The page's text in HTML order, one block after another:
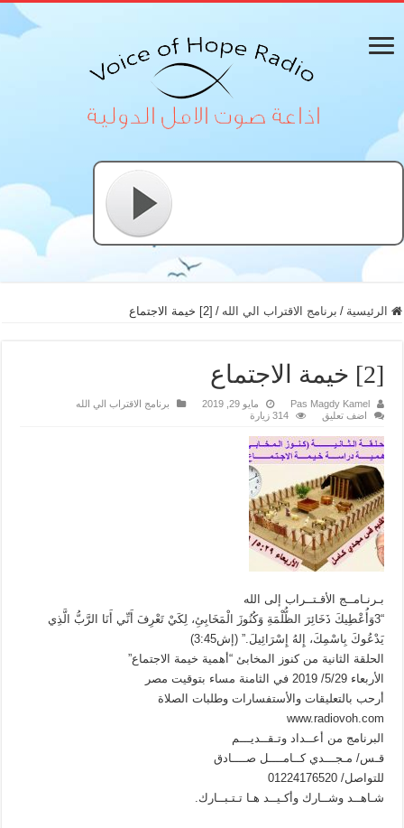
الرئيسية / برنامج الاقتراب الي الله / [2] خيمة الاجتماع
[2] خيمة الاجتماع
Pas Magdy Kamel مايو 29, 2019
برنامج الاقتراب الي الله
اضف تعليق
314 زيارة
بـرنـامــج الأقـتــراب إلى الله
“3وَأُعْطِيكَ ذَخَائِرَ الظُّلْمَةِ وَكُنُوزَ الْمَخَابِئِ، لِكَيْ تَعْرِفَ أَنِّي أَنَا الرَّبُّ الَّذِي
يَدْعُوكَ بِاسْمِكَ، إِلهُ إِسْرَائِيلَ.” (إش3:45)
الحلقة الثانية من كنوز المخابئ “أهمية خيمة الاجتماع”
الأربعاء 5/29/ 2019 في الثامنة مساء بتوقيت مصر
أرحب بالتعليقات والأستفسارات وطلبات الصلاة
www.radiovoh.com
البرنامج من أعــداد وتـقــديـــم
قـس/ مـجـــدي كــامــــل صــــادق
للتواصل/ 01224176520
شـاهــد وشــارك وأكـيــد هـا تـتـبــارك.